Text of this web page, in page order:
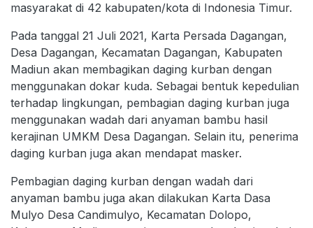
masyarakat di 42 kabupaten/kota di Indonesia Timur.
Pada tanggal 21 Juli 2021, Karta Persada Dagangan,
Desa Dagangan, Kecamatan Dagangan, Kabupaten
Madiun akan membagikan daging kurban dengan
menggunakan dokar kuda. Sebagai bentuk kepedulian
terhadap lingkungan, pembagian daging kurban juga
menggunakan wadah dari anyaman bambu hasil
kerajinan UMKM Desa Dagangan. Selain itu, penerima
daging kurban juga akan mendapat masker.
Pembagian daging kurban dengan wadah dari
anyaman bambu juga akan dilakukan Karta Dasa
Mulyo Desa Candimulyo, Kecamatan Dolopo,